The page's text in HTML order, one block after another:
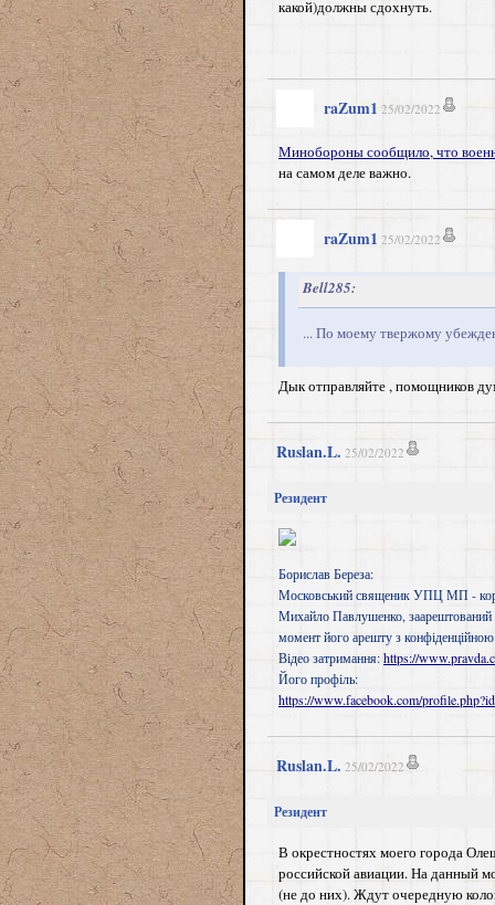
какой)должны сдохнуть.
raZum1 25/02/2022
Минобороны сообщило, что
на самом деле важно.
raZum1 25/02/2022
Bell285:
... По моему твержому
Дык отправляйте , помощников
Ruslan.L. 25/02/2022
Резидент
Борислав Береза:
Московський священик УПЦ МП -
Михайло Павлушенко, заарештований
момент його арешту з
Відео затримання:https://
Його профіль:
https://www.facebook.com/
Ruslan.L. 25/02/2022
Резидент
В окрестностях моего города
российской авиации. На данный
(не до них). Ждут очередную